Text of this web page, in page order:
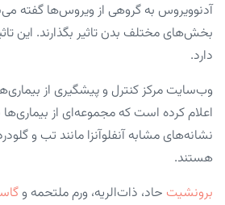
آدنوویروس به گروهی از ویروس‌ها گفته
بخش‌های مختلف بدن تاثیر بگذارند. این
دارد.
وب‌سایت مرکز کنترل و پیشگیری از
اعلام کرده است که مجموعه‌ای از
نشانه‌های مشابه آنفلوآنزا مانند تب و
هستند.
برونشیت حاد، ذات‌الریه، ورم ملتحمه و